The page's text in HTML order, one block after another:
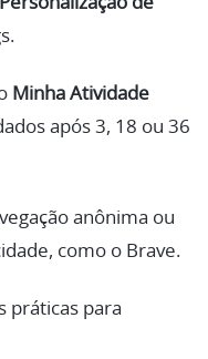
Minha Atividade
após 3, 18 ou 36
anônima ou
como o Brave.
práticas para